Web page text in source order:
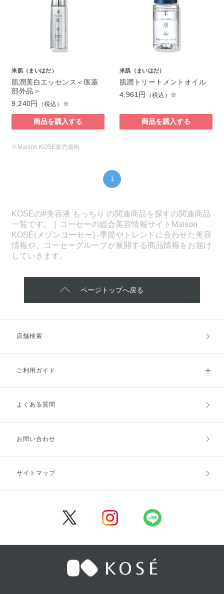
米肌（まいはだ）
肌潤美白エッセンス＜医薬
部外品＞
9,240円
（税込）※
商品を購入する
米肌（まいはだ）
肌潤トリートメントオイル
4,961円
（税込）※
商品を購入する
※Maison KOSÉ販売価格
1
KOSEの#美容液 もっちり の関連商品を探すの関連商品
一覧です。｜コーセーの総合美容情報サイトMaison
KOSÉ(メゾンコーセー) -季節やトレンドに合わせた美容
情報や、コーセーグループが展開する商品情報をお届け
していきます。
ページトップへ戻る
店舗検索
ご利用ガイド
ご利用ガイドトップ
お支払方法
キャンセル・返品・交換
よくある質問
お問い合わせ
サイトマップ